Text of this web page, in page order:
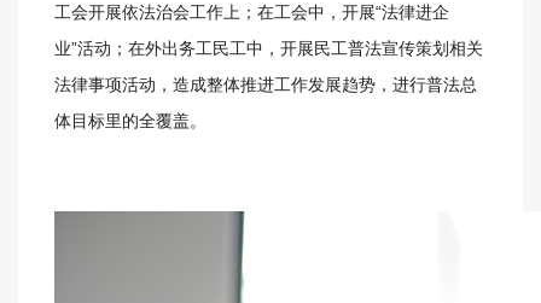
工会开展依法治会工作上；在工会中，开展“法律进企
业”活动；在外出务工民工中，开展民工普法宣传策划相关
法律事项活动，造成整体推进工作发展趋势，进行普法总
体目标里的全覆盖。